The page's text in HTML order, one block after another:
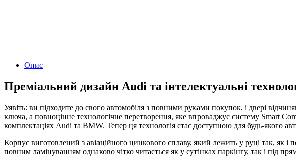
Опис
Преміальний дизайн Audi та інтелектуальні
Уявіть: ви підходите до свого автомобіля з повними руками покупок, і двері
ключа, а повноцінне технологічне перетворення, яке впроваджує систему Smart
комплектаціях Audi та BMW. Тепер ця технологія стає доступною для будь-якого
Корпус виготовлений з авіаційного цинкового сплаву, який лежить у руці так,
повним ламінуванням однаково чітко читається як у сутінках паркінгу, так і під